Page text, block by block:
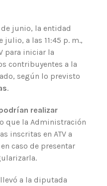
junio, la entidad
a las 11:45 p. m.,
para iniciar la
contribuyentes a la
según lo previsto
.
realizar
que la Administración
inscritas en ATV a
caso de presentar
a la diputada